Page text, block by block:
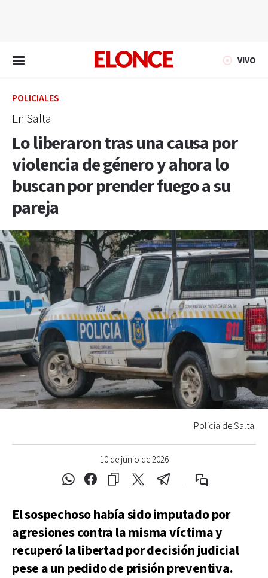
VIVO
POLICIALES
En Salta
Lo liberaron tras una causa por
violencia de género y ahora lo
buscan por prender fuego a su
pareja
10 de junio de 2026
Policía de Salta.
El sospechoso había sido imputado por
agresiones contra la misma víctima y
recuperó la libertad por decisión judicial
pese a un pedido de prisión preventiva.